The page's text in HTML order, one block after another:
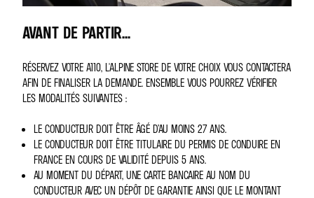
AVANT DE PARTIR...
RÉSERVEZ VOTRE A110, L'ALPINE STORE DE VOTRE CHOIX VOUS CONTACTERA
AFIN DE FINALISER LA DEMANDE. ENSEMBLE VOUS POURREZ VÉRIFIER
LES MODALITÉS SUIVANTES :
LE CONDUCTEUR DOIT ÊTRE ÂGÉ D’AU MOINS 27 ANS.
LE CONDUCTEUR DOIT ÊTRE TITULAIRE DU PERMIS DE CONDUIRE EN
FRANCE EN COURS DE VALIDITÉ DEPUIS 5 ANS.
AU MOMENT DU DÉPART, UNE CARTE BANCAIRE AU NOM DU
CONDUCTEUR AVEC UN DÉPÔT DE GARANTIE AINSI QUE LE MONTANT